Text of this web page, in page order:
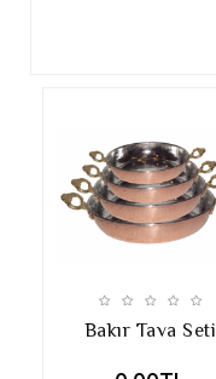
Bakır Tava Seti